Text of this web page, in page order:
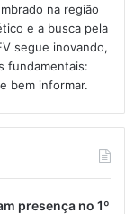
na região
e a busca pela
segue inovando,
fundamentais:
bem informar.​
presença no 1º